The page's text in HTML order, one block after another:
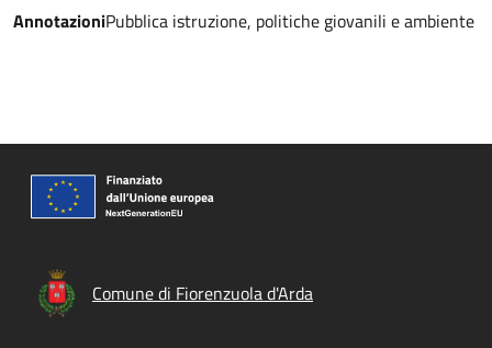
AnnotazioniPubblica istruzione, politiche giovanili e ambiente
Comune di Fiorenzuola d'Arda